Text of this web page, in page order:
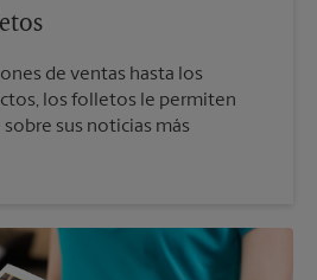
de ventas hasta los
los folletos le permiten
sus noticias más